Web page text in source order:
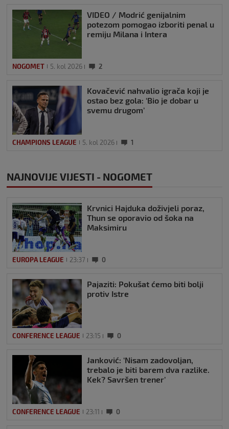
VIDEO / Modrić genijalnim
potezom pomogao izboriti penal u
remiju Milana i Intera
NOGOMET 5. kol 2026 2
Kovačević nahvalio igrača koji je
ostao bez gola: ‘Bio je dobar u
svemu drugom’
CHAMPIONS LEAGUE 5. kol 2026 1
NAJNOVIJE VIJESTI - NOGOMET
Krvnici Hajduka doživjeli poraz,
Thun se oporavio od šoka na
Maksimiru
EUROPA LEAGUE 23:37 0
Pajaziti: Pokušat ćemo biti bolji
protiv Istre
CONFERENCE LEAGUE 23:15 0
Janković: ‘Nisam zadovoljan,
trebalo je biti barem dva razlike.
Kek? Savršen trener’
CONFERENCE LEAGUE 23:11 0